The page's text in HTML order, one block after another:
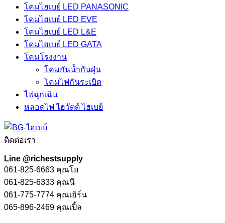
โคมไฮเบย์ LED PANASONIC
โคมไฮเบย์ LED EVE
โคมไฮเบย์ LED L&E
โคมไฮเบย์ LED GATA
โคมโรงงาน
โคมกันน้ำกันฝุ่น
โคมไฟกันระเบิด
ไฟฉุกเฉิน
หลอดไฟ ไฮวัตต์ ไฮเบย์
ติดต่อเรา
Line @richestsupply
061-825-6663 คุณโย
061-825-6333 คุณนี
061-775-7774 คุณเอิร์น
065-896-2469 คุณเปิ้ล